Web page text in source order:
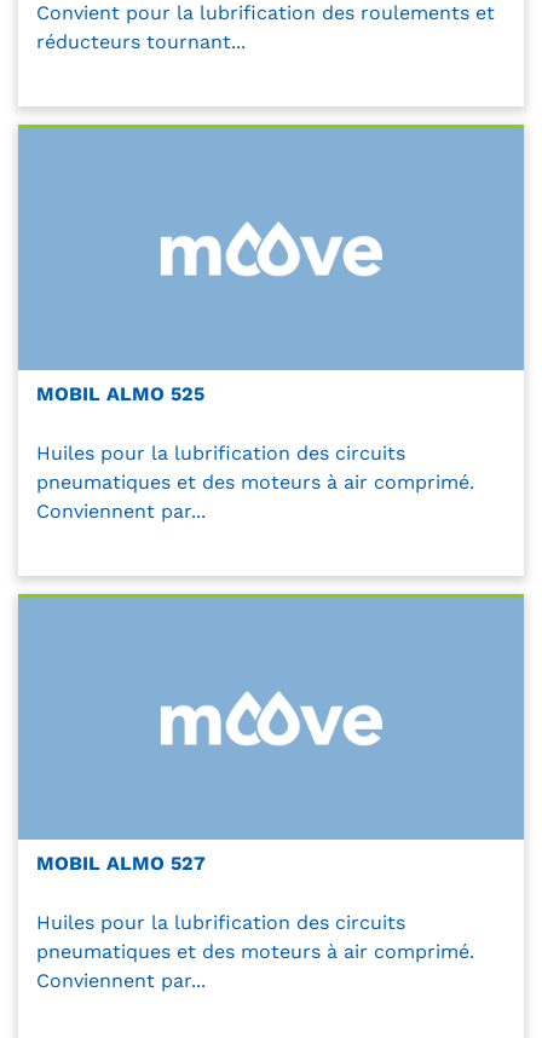
Convient pour la lubrification des roulements et
réducteurs tournant...
MOBIL ALMO 525
Huiles pour la lubrification des circuits
pneumatiques et des moteurs à air comprimé.
Conviennent par...
MOBIL ALMO 527
Huiles pour la lubrification des circuits
pneumatiques et des moteurs à air comprimé.
Conviennent par...